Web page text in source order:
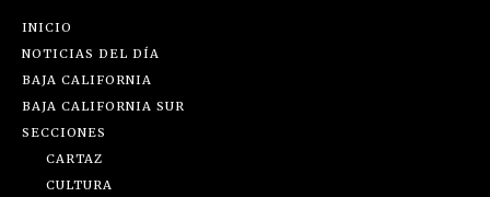
INICIO
NOTICIAS DEL DÍA
BAJA CALIFORNIA
BAJA CALIFORNIA SUR
SECCIONES
CARTAZ
CULTURA